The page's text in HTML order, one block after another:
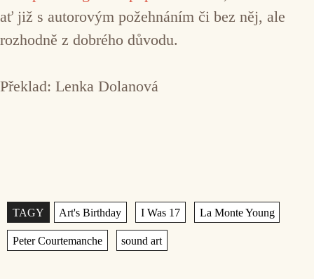
ať již s autorovým požehnáním či bez něj, ale
rozhodně z dobrého důvodu.
Překlad: Lenka Dolanová
Štítky